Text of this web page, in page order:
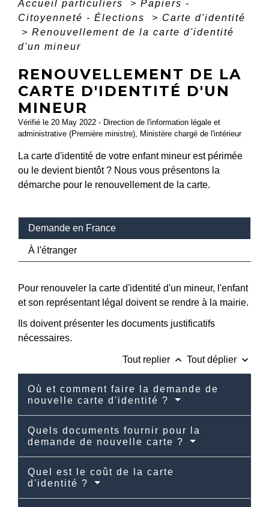
Accueil particuliers > Papiers -
Citoyenneté - Élections
> Carte d'identité
> Renouvellement de la carte d'identité
d'un mineur
RENOUVELLEMENT DE LA
CARTE D'IDENTITÉ D'UN
MINEUR
Vérifié le 20 May 2022 - Direction de l'information légale et
administrative (Première ministre), Ministère chargé de l'intérieur
La carte d'identité de votre enfant mineur est périmée
ou le devient bientôt ? Nous vous présentons la
démarche pour le renouvellement de la carte.
Demande en France
À l'étranger
Pour renouveler la carte d'identité d'un mineur, l'enfant
et son représentant légal doivent se rendre à la mairie.
Ils doivent présenter les documents justificatifs
nécessaires.
Tout replier keyboard_arrow_up Tout déplier keyboard_arrow_down
Où et comment faire la demande de
nouvelle carte d'identité ?
Quels documents fournir pour la
demande de nouvelle carte ?
Quel est le coût de la carte
d'identité ?